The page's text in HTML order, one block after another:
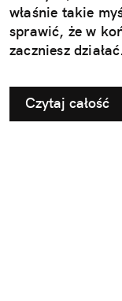
właśnie takie
sprawić, że w
zaczniesz działać.
Czytaj całość